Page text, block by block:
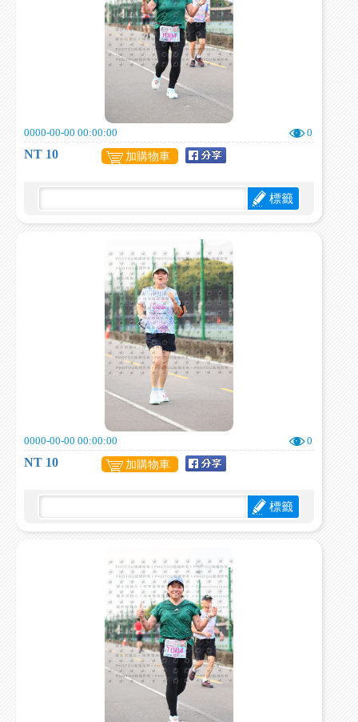
0000-00-00 00:00:00 0
NT 10 加購物車
標籤
0000-00-00 00:00:00 0
NT 10 加購物車
標籤